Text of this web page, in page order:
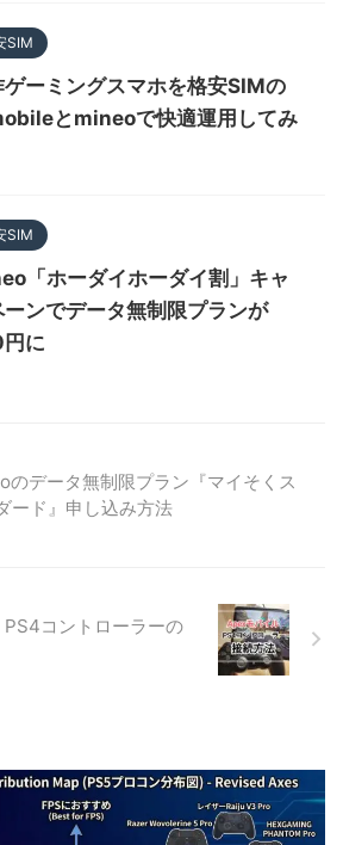
SIM
ゲーミングスマホを格安SIMの
とmineoで快適運用してみ
SIM
「ホーダイホーダイ割」キャ
ーンでデータ無制限プランが
に
のデータ無制限プラン『マイそくス
ード』申し込み方法
PS4コントローラーの